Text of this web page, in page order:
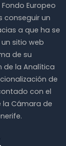
pueden
en
la
página
de
producto
Fondo Europeo
conseguir un
a que ha se
sitio web
de su
de la Analítica
de
con el
la Cámara de